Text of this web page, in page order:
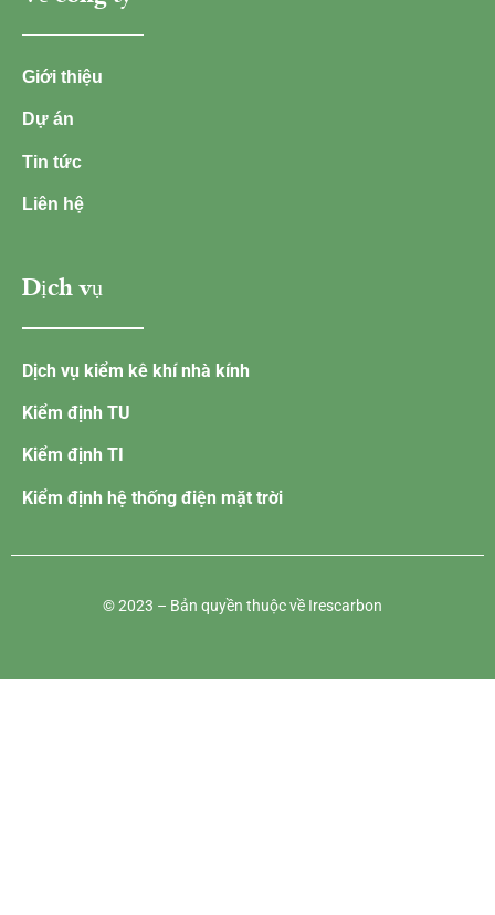
Giới thiệu
Dự án
Tin tức
Liên hệ
Dịch vụ
Dịch vụ kiểm kê khí nhà kính
Kiểm định TU
Kiểm định TI
Kiểm định hệ thống điện mặt trời
© 2023 – Bản quyền thuộc về Irescarbon